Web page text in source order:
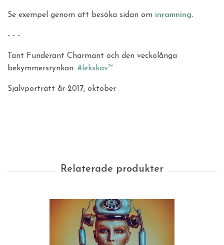
Se exempel genom att besöka sidan om inramning.
- - -
Tant Funderant Charmant och den veckolånga
bekymmersrynkan. #lekskav™
Självporträtt år 2017, oktober